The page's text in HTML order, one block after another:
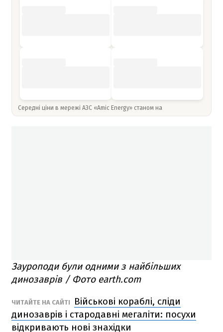
Середні ціни в мережі АЗС «Amic Energy» станом на
Зауроподи були одними з найбільших
динозаврів / Фото earth.com
ЧИТАЙТЕ НА САЙТІ
Військові кораблі, сліди
динозаврів і стародавні мегаліти: посухи
відкривають нові знахідки